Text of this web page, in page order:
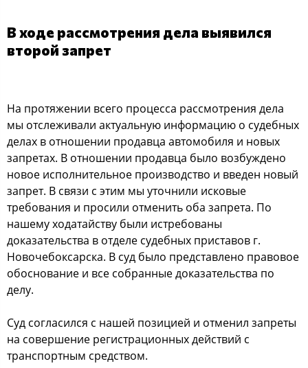
В ходе рассмотрения дела выявился
второй запрет
На протяжении всего процесса рассмотрения дела
мы отслеживали актуальную информацию о судебных
делах в отношении продавца автомобиля и новых
запретах. В отношении продавца было возбуждено
новое исполнительное производство и введен новый
запрет. В связи с этим мы уточнили исковые
требования и просили отменить оба запрета. По
нашему ходатайству были истребованы
доказательства в отделе судебных приставов г.
Новочебоксарска. В суд было представлено правовое
обоснование и все собранные доказательства по
делу.
Суд согласился с нашей позицией и отменил запреты
на совершение регистрационных действий с
транспортным средством.